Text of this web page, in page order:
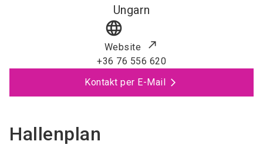
Ungarn
language
Website
+36 76 556 620
Kontakt per E-Mail
Hallenplan